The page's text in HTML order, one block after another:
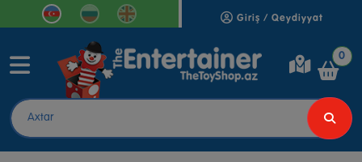
Giriş / Qeydiyyat
0